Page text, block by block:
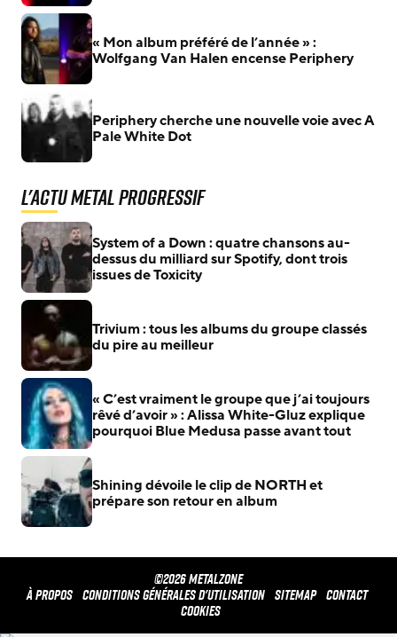
« Mon album préféré de l’année » :
Wolfgang Van Halen encense Periphery
Periphery cherche une nouvelle voie avec A
Pale White Dot
L'actu Metal Progressif
System of a Down : quatre chansons au-
dessus du milliard sur Spotify, dont trois
issues de Toxicity
Trivium : tous les albums du groupe classés
du pire au meilleur
« C’est vraiment le groupe que j’ai toujours
rêvé d’avoir » : Alissa White-Gluz explique
pourquoi Blue Medusa passe avant tout
Shining dévoile le clip de NORTH et
prépare son retour en album
©2026 METALZONE
À propos Conditions générales d'utilisation Sitemap Contact
Cookies